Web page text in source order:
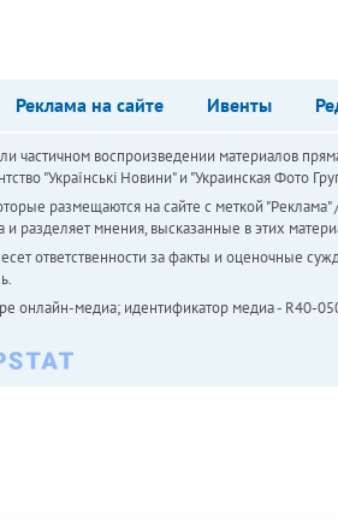
Реклама на сайте Ивенты
частичном воспроизведении материалов
"Українськi Новини" и "Украинская Фото
размещаются на сайте с меткой
и разделяет мнения, высказанные в этих
ответственности за факты и оценочные
онлайн-медиа; идентификатор медиа - R40-